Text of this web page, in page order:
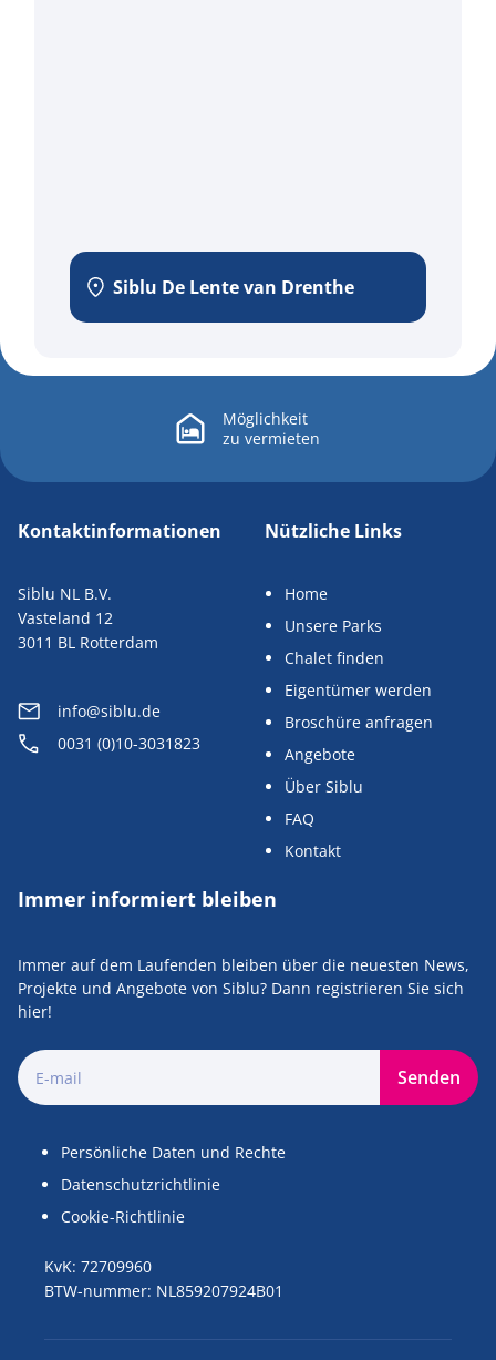
Siblu De Lente van Drenthe
Möglichkeit
zu vermieten
Kontaktinformationen
Siblu NL B.V.
Vasteland 12
3011 BL Rotterdam
info@siblu.de
0031 (0)10-3031823
Nützliche Links
Home
Unsere Parks
Chalet finden
Eigentümer werden
Broschüre anfragen
Angebote
Über Siblu
FAQ
Kontakt
Immer informiert bleiben
Immer auf dem Laufenden bleiben über die neuesten News,
Projekte und Angebote von Siblu? Dann registrieren Sie sich
hier!
Senden
KvK: 72709960
BTW-nummer: NL859207924B01
Persönliche Daten und Rechte
Datenschutzrichtlinie
Cookie-Richtlinie